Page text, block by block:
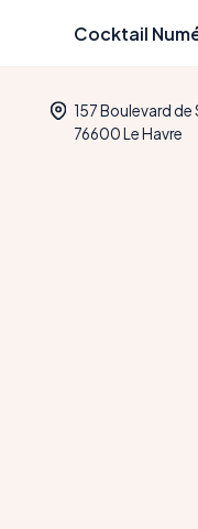
Cocktail
157 Boulevard
76600 Le Havre